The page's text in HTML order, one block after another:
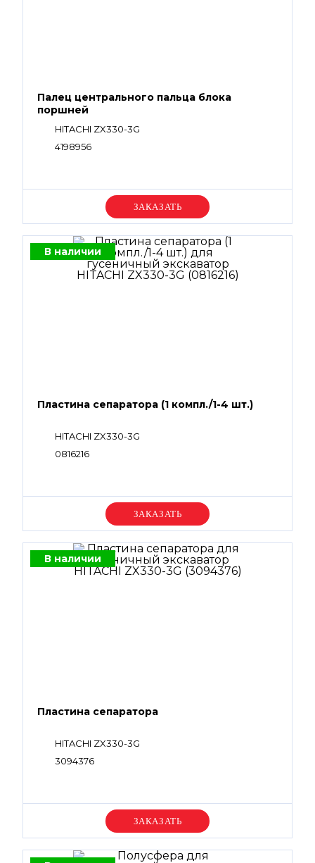
Палец центрального пальца блока
поршней
HITACHI ZX330-3G
4198956
Уточняйте цену
В наличии
Пластина сепаратора (1 компл./1-4 шт.)
HITACHI ZX330-3G
0816216
Уточняйте цену
В наличии
Пластина сепаратора
HITACHI ZX330-3G
3094376
Уточняйте цену